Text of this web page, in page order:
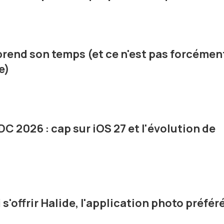
pour ses iPhone et iPod touch. Il permet de gérer
communication.
?
incluant l'utilisation de matériaux recyclés
d'atteindre 100% d'énergie renouvelable pour
avec la plupart des terminaux de paiement sans
son temps (et ce n'est pas
2026 : cap sur iOS 27 et l'évolution de
s'offrir Halide, l'application photo